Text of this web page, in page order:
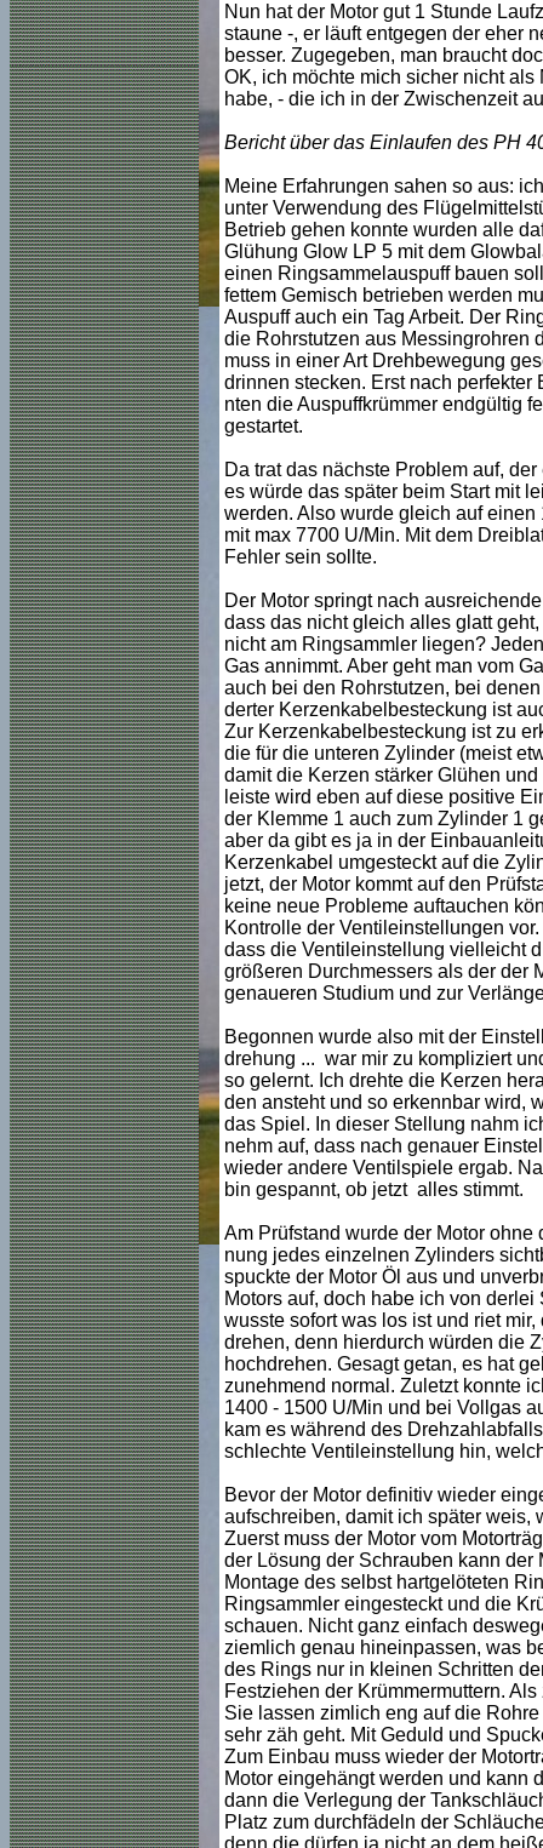
Nun hat der Motor gut 1 Stunde
staune -, er läuft entgegen der eher
besser. Zugegeben, man braucht
OK, ich möchte mich sicher nicht
habe, - die ich in der Zwischenzeit
Bericht über das Einlaufen des PH
Meine Erfahrungen sahen so aus:
unter Verwendung des
Betrieb gehen konnte wurden alle
Glühung Glow LP 5 mit dem
einen Ringsammelauspuff bauen
fettem Gemisch betrieben werden
Auspuff auch ein Tag Arbeit. Der
die Rohrstutzen aus Messingrohren
muss in einer Art Drehbewegung
drinnen stecken. Erst nach
nten die Auspuffkrümmer endgültig
gestartet.
Da trat das nächste Problem auf,
es würde das später beim Start mit
werden. Also wurde gleich auf
mit max 7700 U/Min. Mit dem
Fehler sein sollte.
Der Motor springt nach
dass das nicht gleich alles glatt
nicht am Ringsammler liegen?
Gas annimmt. Aber geht man vom
auch bei den Rohrstutzen, bei
derter Kerzenkabelbesteckung ist
Zur Kerzenkabelbesteckung ist zu
die für die unteren Zylinder (meist
damit die Kerzen stärker Glühen
leiste wird eben auf diese positive
der Klemme 1 auch zum Zylinder 1
aber da gibt es ja in der
Kerzenkabel umgesteckt auf die
jetzt, der Motor kommt auf den
keine neue Probleme auftauchen
Kontrolle der Ventileinstellungen
dass die Ventileinstellung vielleicht
größeren Durchmessers als der der
genaueren Studium und zur
Begonnen wurde also mit der
drehung ... war mir zu kompliziert
so gelernt. Ich drehte die Kerzen
den ansteht und so erkennbar wird,
das Spiel. In dieser Stellung nahm
nehm auf, dass nach genauer
wieder andere Ventilspiele ergab.
bin gespannt, ob jetzt alles stimmt.
Am Prüfstand wurde der Motor
nung jedes einzelnen Zylinders
spuckte der Motor Öl aus und
Motors auf, doch habe ich von
wusste sofort was los ist und riet
drehen, denn hierdurch würden die
hochdrehen. Gesagt getan, es hat
zunehmend normal. Zuletzt konnte
1400 - 1500 U/Min und bei Vollgas
kam es während des
schlechte Ventileinstellung hin,
Bevor der Motor definitiv wieder
aufschreiben, damit ich später weis,
Zuerst muss der Motor vom
der Lösung der Schrauben kann
Montage des selbst hartgelöteten
Ringsammler eingesteckt und die
schauen. Nicht ganz einfach
ziemlich genau hineinpassen, was
des Rings nur in kleinen Schritten
Festziehen der Krümmermuttern.
Sie lassen zimlich eng auf die
sehr zäh geht. Mit Geduld und
Zum Einbau muss wieder der
Motor eingehängt werden und kann
dann die Verlegung der
Platz zum durchfädeln der
denn die dürfen ja nicht an dem